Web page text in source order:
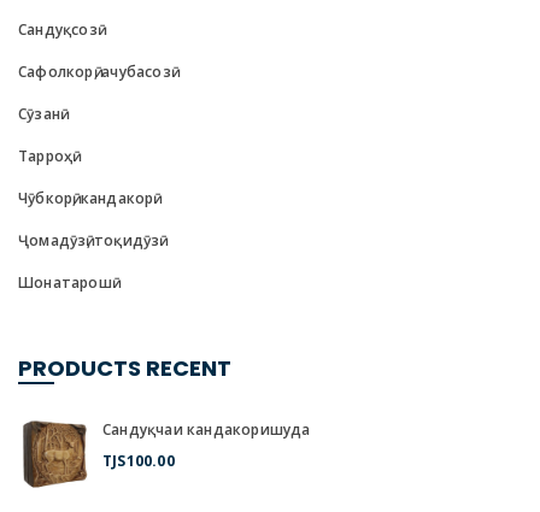
Сандуқсозӣ
Сафолкорӣ, ачубасозӣ
Сӯзанӣ
Тарроҳӣ
Чӯбкорӣ, кандакорӣ
Ҷомадӯзӣ, тоқидӯзӣ
Шонатарошӣ
PRODUCTS RECENT
Сандуқчаи кандакоришуда
TJS100.00